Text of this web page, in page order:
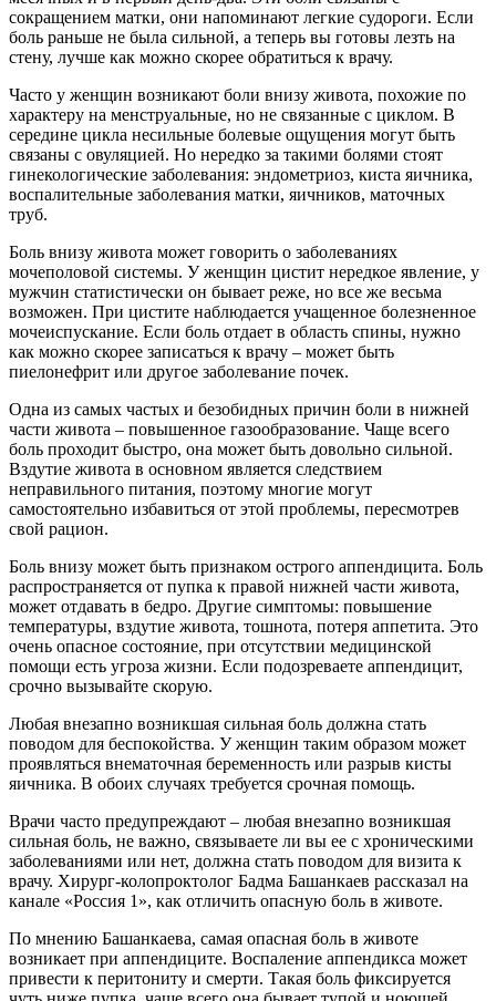
сокращением матки, они напоминают легкие судороги. Если
боль раньше не была сильной, а теперь вы готовы лезть на
стену, лучше как можно скорее обратиться к врачу.
Часто у женщин возникают боли внизу живота, похожие по
характеру на менструальные, но не связанные с циклом. В
середине цикла несильные болевые ощущения могут быть
связаны с овуляцией. Но нередко за такими болями стоят
гинекологические заболевания: эндометриоз, киста яичника,
воспалительные заболевания матки, яичников, маточных
труб.
Боль внизу живота может говорить о заболеваниях
мочеполовой системы. У женщин цистит нередкое явление, у
мужчин статистически он бывает реже, но все же весьма
возможен. При цистите наблюдается учащенное болезненное
мочеиспускание. Если боль отдает в область спины, нужно
как можно скорее записаться к врачу – может быть
пиелонефрит или другое заболевание почек.
Одна из самых частых и безобидных причин боли в нижней
части живота – повышенное газообразование. Чаще всего
боль проходит быстро, она может быть довольно сильной.
Вздутие живота в основном является следствием
неправильного питания, поэтому многие могут
самостоятельно избавиться от этой проблемы, пересмотрев
свой рацион.
Боль внизу может быть признаком острого аппендицита. Боль
распространяется от пупка к правой нижней части живота,
может отдавать в бедро. Другие симптомы: повышение
температуры, вздутие живота, тошнота, потеря аппетита. Это
очень опасное состояние, при отсутствии медицинской
помощи есть угроза жизни. Если подозреваете аппендицит,
срочно вызывайте скорую.
Любая внезапно возникшая сильная боль должна стать
поводом для беспокойства. У женщин таким образом может
проявляться внематочная беременность или разрыв кисты
яичника. В обоих случаях требуется срочная помощь.
Врачи часто предупреждают – любая внезапно возникшая
сильная боль, не важно, связываете ли вы ее с хроническими
заболеваниями или нет, должна стать поводом для визита к
врачу. Хирург-колопроктолог Бадма Башанкаев рассказал на
канале «Россия 1», как отличить опасную боль в животе.
По мнению Башанкаева, самая опасная боль в животе
возникает при аппендиците. Воспаление аппендикса может
привести к перитониту и смерти. Такая боль фиксируется